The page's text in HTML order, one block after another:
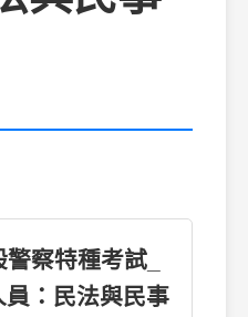
察特種考試_
：民法與民事